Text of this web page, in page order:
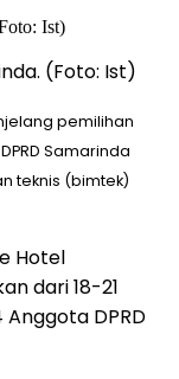
(Foto: Ist)
pemilihan
Samarinda
teknis (bimtek)
Hotel
dari 18-21
DPRD